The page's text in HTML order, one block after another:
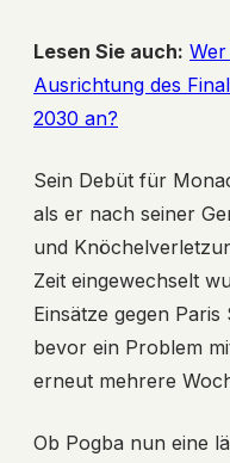
Lesen Sie auch:
Ausrichtung des
2030 an?
Sein Debüt für
als er nach seiner
und
Zeit eingewechselt
Einsätze gegen Paris
bevor ein Problem
erneut mehrere
Ob Pogba nun eine